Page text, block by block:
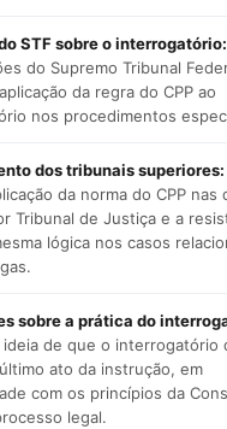
STF sobre o interrogatório:
do Supremo Tribunal
da regra do CPP ao
nos procedimentos
dos tribunais superiores:
da norma do CPP nas
Tribunal de Justiça e a
lógica nos casos
sobre a prática do
ideia de que o interrogatório
ato da instrução, em
com os princípios da
legal.